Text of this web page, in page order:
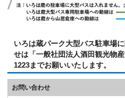
いろは蔵パーク大型バス駐車場
せは「一般社団法人酒田観光物
1223までお願いいたします。
お問い合わせ